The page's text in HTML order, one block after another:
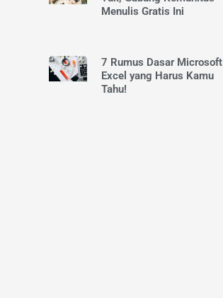
Menulis Gratis Ini
7 Rumus Dasar Microsoft
Excel yang Harus Kamu
Tahu!